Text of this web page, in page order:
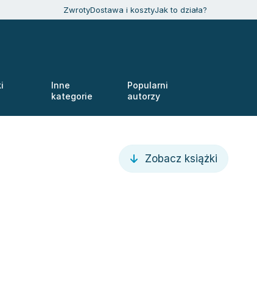
ZwrotyDostawa i kosztyJak to działa?
Inne
kategorie
Popularni
autorzy
Zobacz książki